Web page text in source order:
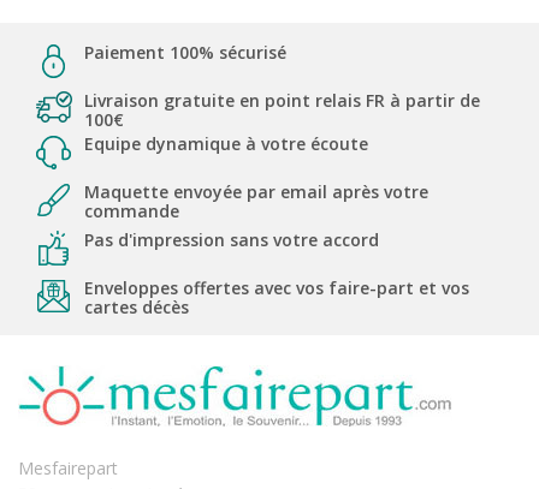
Paiement 100% sécurisé
Livraison gratuite en point relais FR à partir de
100€
Equipe dynamique à votre écoute
Maquette envoyée par email après votre
commande
Pas d'impression sans votre accord
Enveloppes offertes avec vos faire-part et vos
cartes décès
Mesfairepart